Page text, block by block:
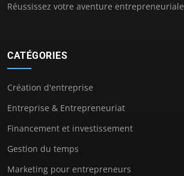
Réussissez votre aventure entrepreneuriale
CATÉGORIES
Création d'entreprise
Entreprise & Entrepreneuriat
Financement et investissement
Gestion du temps
Marketing pour entrepreneurs